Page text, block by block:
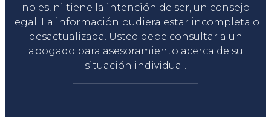
no es, ni tiene la intención de ser, un consejo
legal. La información pudiera estar incompleta o
desactualizada. Usted debe consultar a un
abogado para asesoramiento acerca de su
situación individual.